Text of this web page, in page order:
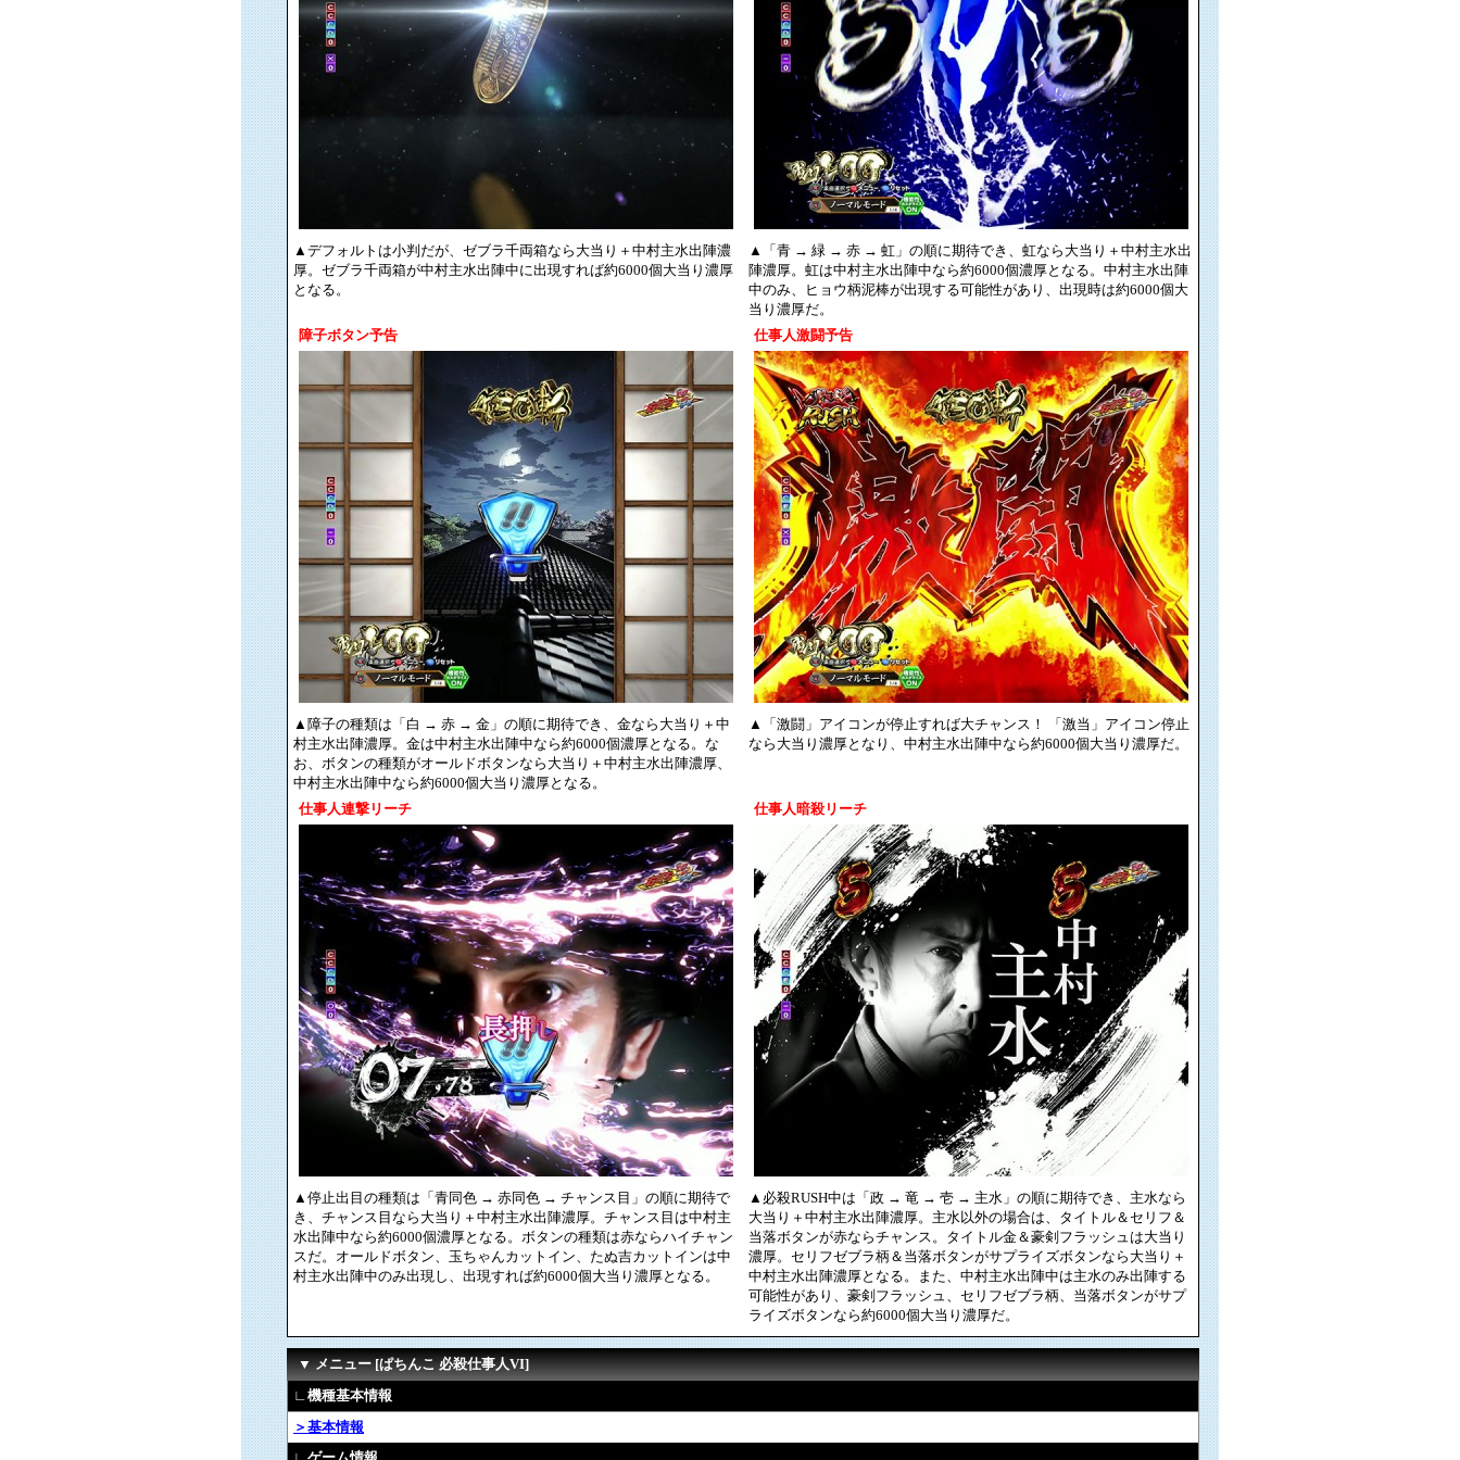
▲デフォルトは小判だが、ゼブラ千両箱なら大当り＋中村主水出陣濃
厚。ゼブラ千両箱が中村主水出陣中に出現すれば約6000個大当り濃厚
となる。
▲「青 → 緑 → 赤 → 虹」の順に期待でき、虹なら大当り＋中村主水出
陣濃厚。虹は中村主水出陣中なら約6000個濃厚となる。中村主水出陣
中のみ、ヒョウ柄泥棒が出現する可能性があり、出現時は約6000個大
当り濃厚だ。
障子ボタン予告
仕事人激闘予告
▲障子の種類は「白 → 赤 → 金」の順に期待でき、金なら大当り＋中
村主水出陣濃厚。金は中村主水出陣中なら約6000個濃厚となる。な
お、ボタンの種類がオールドボタンなら大当り＋中村主水出陣濃厚、
中村主水出陣中なら約6000個大当り濃厚となる。
▲「激闘」アイコンが停止すれば大チャンス！ 「激当」アイコン停止
なら大当り濃厚となり、中村主水出陣中なら約6000個大当り濃厚だ。
仕事人連撃リーチ 仕事人暗殺リーチ
▲停止出目の種類は「青同色 → 赤同色 → チャンス目」の順に期待で
き、チャンス目なら大当り＋中村主水出陣濃厚。チャンス目は中村主
水出陣中なら約6000個濃厚となる。ボタンの種類は赤ならハイチャン
スだ。オールドボタン、玉ちゃんカットイン、たぬ吉カットインは中
村主水出陣中のみ出現し、出現すれば約6000個大当り濃厚となる。
▲必殺RUSH中は「政 → 竜 → 壱 → 主水」の順に期待でき、主水なら
大当り＋中村主水出陣濃厚。主水以外の場合は、タイトル＆セリフ＆
当落ボタンが赤ならチャンス。タイトル金＆豪剣フラッシュは大当り
濃厚。セリフゼブラ柄＆当落ボタンがサプライズボタンなら大当り＋
中村主水出陣濃厚となる。また、中村主水出陣中は主水のみ出陣する
可能性があり、豪剣フラッシュ、セリフゼブラ柄、当落ボタンがサプ
ライズボタンなら約6000個大当り濃厚だ。
▼ メニュー [ぱちんこ 必殺仕事人VI]
∟機種基本情報
＞基本情報